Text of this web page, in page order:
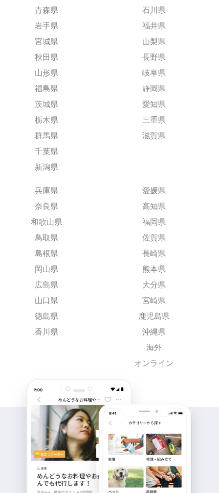
青森県
岩手県
宮城県
秋田県
山形県
福島県
茨城県
栃木県
群馬県
千葉県
新潟県
石川県
福井県
山梨県
長野県
岐阜県
静岡県
愛知県
三重県
滋賀県
兵庫県
奈良県
和歌山県
鳥取県
島根県
岡山県
広島県
山口県
徳島県
香川県
愛媛県
高知県
福岡県
佐賀県
長崎県
熊本県
大分県
宮崎県
鹿児島県
沖縄県
海外
オンライン